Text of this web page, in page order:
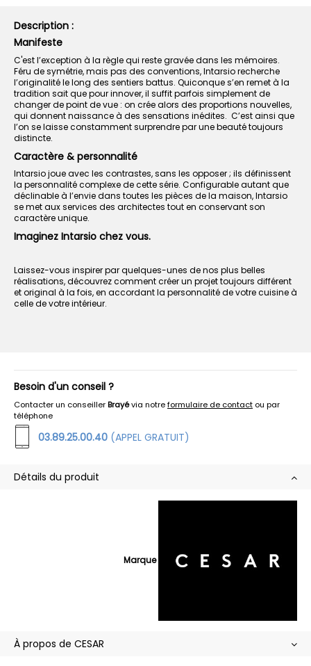
Description :
Manifeste
C'est l’exception à la règle qui reste gravée dans les mémoires.
Féru de symétrie, mais pas des conventions, Intarsio recherche
l’originalité le long des sentiers battus. Quiconque s’en remet à la
tradition sait que pour innover, il suffit parfois simplement de
changer de point de vue : on crée alors des proportions nouvelles,
qui donnent naissance à des sensations inédites. C’est ainsi que
l’on se laisse constamment surprendre par une beauté toujours
distincte.
Caractère & personnalité
Intarsio joue avec les contrastes, sans les opposer ; ils définissent
la personnalité complexe de cette série. Configurable autant que
déclinable à l’envie dans toutes les pièces de la maison, Intarsio
se met aux services des architectes tout en conservant son
caractère unique.
Imaginez Intarsio chez vous.
Laissez-vous inspirer par quelques-unes de nos plus belles
réalisations, découvrez comment créer un projet toujours différent
et original à la fois, en accordant la personnalité de votre cuisine à
celle de votre intérieur.
Besoin d'un conseil ?
Contacter un conseillerBrayévia notreformulaire de contact ou par
téléphone
03.89.25.00.40 (APPEL GRATUIT)
Détails du produit
Marque
À propos de CESAR